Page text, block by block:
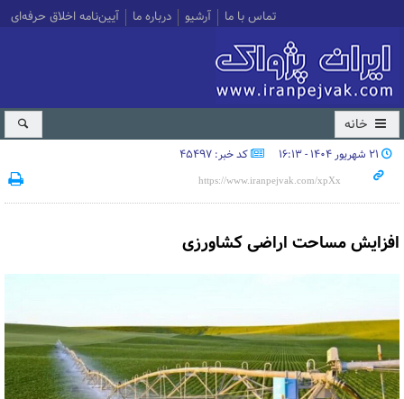
تماس با ما آرشیو درباره ما آیین‌نامه اخلاق حرفه‌ای
خانه
۲۱ شهریور ۱۴۰۴ - ۱۶:۱۳ کد خبر: 45497
افزایش مساحت اراضی کشاورزی